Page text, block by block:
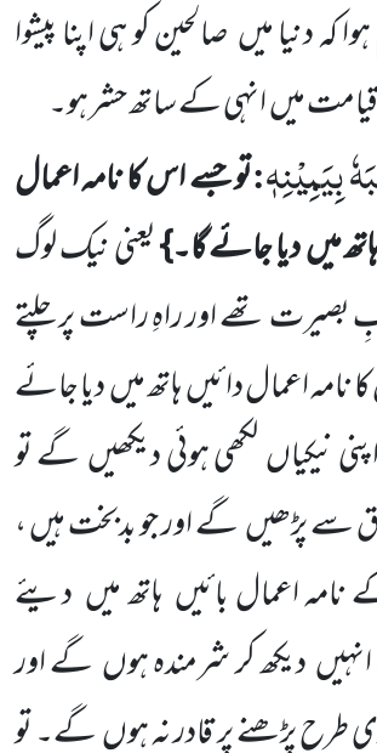
کہ دنیا میںصالحین کو ہی اپنا پیشوا
قیامت میںانہی کے ساتھ حشر ہو۔
بِیَمِیْنِهٖ:تو جسے اس کا نامہ اعمال
ہاتھ میںدیا جائے گا۔}یعنینیک لوگ
تھے اور راہِ راست پر چلتے
نامہ اعمال دائیںہاتھ میںدیا جائے
اپنی نیکیاںلکھی ہوئی دیکھیںگے تو
سے پڑھیںگے اور جو بدبخت ہیں ،
اعمال بائیں ہاتھ میں دیئے
دیکھ کر شرمندہ ہوںگے اور
پڑھنے پر قادر نہ ہوںگے۔ تو